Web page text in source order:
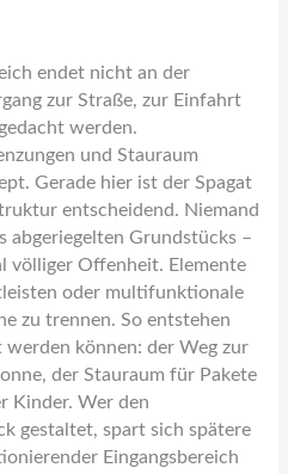
endet nicht an der
zur Straße, zur Einfahrt
werden.
und Stauraum
Gerade hier ist der Spagat
entscheidend. Niemand
abgeriegelten Grundstücks –
völliger Offenheit. Elemente
oder multifunktionale
zu trennen. So entstehen
können: der Weg zur
der Stauraum für Pakete
Kinder. Wer den
gestaltet, spart sich spätere
Eingangsbereich